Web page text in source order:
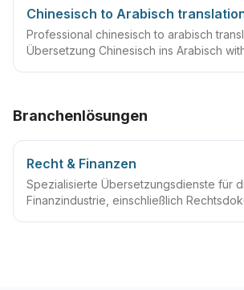
Chinesisch to Arabisch
Professional chinesisch to arabisch
Übersetzung Chinesisch ins Arabisch
Branchenlösungen
Recht & Finanzen
Spezialisierte Übersetzungsdienste für
Finanzindustrie, einschließlich